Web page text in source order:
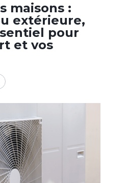
maisons :
extérieure,
pour
et vos